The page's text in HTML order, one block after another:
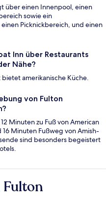
über einen Innenpool, einen
sowie ein
Picknickbereich, und einen
Inn über Restaurants
Nähe?
amerikanische Küche.
von Fulton
Minuten zu Fuß von American
16 Minuten Fußweg von Amish-
sind besonders begeistert